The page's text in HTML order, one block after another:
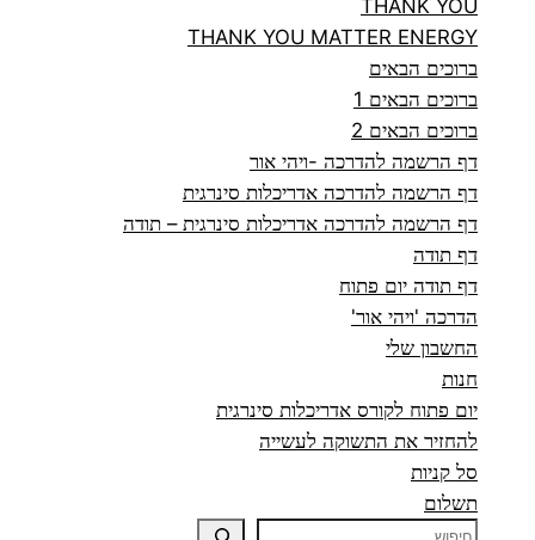
THANK YOU
THANK YOU MATTER ENERGY
ברוכים הבאים
ברוכים הבאים 1
ברוכים הבאים 2
דף הרשמה להדרכה -ויהי אור
דף הרשמה להדרכה אדריכלות סינרגית
דף הרשמה להדרכה אדריכלות סינרגית – תודה
דף תודה
דף תודה יום פתוח
הדרכה 'ויהי אור'
החשבון שלי
חנות
יום פתוח לקורס אדריכלות סינרגית
להחזיר את התשוקה לעשייה
סל קניות
תשלום